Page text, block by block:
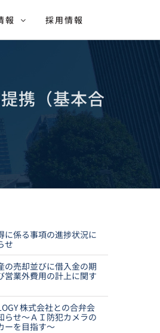
報 採用情報
携（基本合
に係る事項の進捗状況に
せ
の売却並びに借入金の期
営業外費用の計上に関す
株式会社との合弁会
らせ～ＡＩ防犯カメラの
ーを目指す～